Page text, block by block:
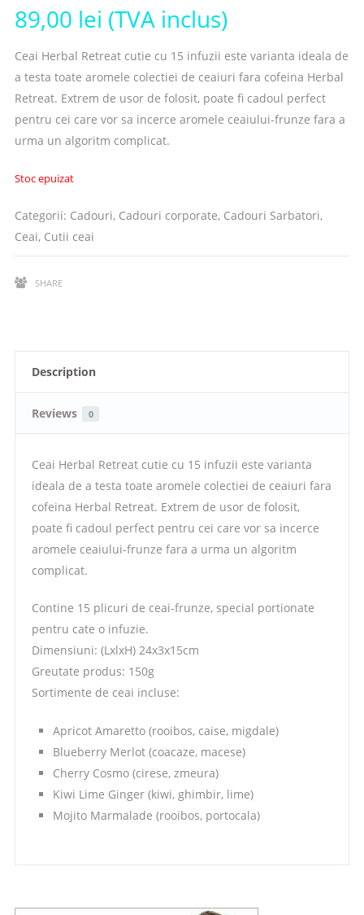
89,00 lei (TVA inclus)
Ceai Herbal Retreat cutie cu 15 infuzii este varianta ideala de
a testa toate aromele colectiei de ceaiuri fara cofeina Herbal
Retreat. Extrem de usor de folosit, poate fi cadoul perfect
pentru cei care vor sa incerce aromele ceaiului-frunze fara a
urma un algoritm complicat.
Stoc epuizat
Categorii: Cadouri, Cadouri corporate, Cadouri Sarbatori,
Ceai, Cutii ceai
SHARE
Description
Reviews 0
Ceai Herbal Retreat cutie cu 15 infuzii este varianta
ideala de a testa toate aromele colectiei de ceaiuri fara
cofeina Herbal Retreat. Extrem de usor de folosit,
poate fi cadoul perfect pentru cei care vor sa incerce
aromele ceaiului-frunze fara a urma un algoritm
complicat.
Contine 15 plicuri de ceai-frunze, special portionate
pentru cate o infuzie.
Dimensiuni: (LxlxH) 24x3x15cm
Greutate produs: 150g
Sortimente de ceai incluse:
Apricot Amaretto (rooibos, caise, migdale)
Blueberry Merlot (coacaze, macese)
Cherry Cosmo (cirese, zmeura)
Kiwi Lime Ginger (kiwi, ghimbir, lime)
Mojito Marmalade (rooibos, portocala)